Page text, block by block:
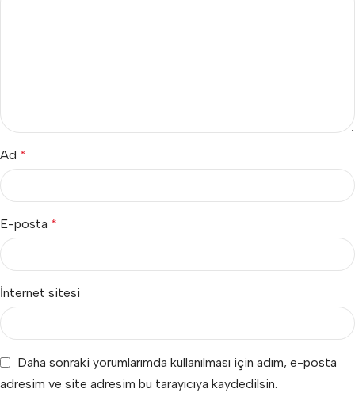
Ad *
E-posta *
İnternet sitesi
Daha sonraki yorumlarımda kullanılması için adım, e-posta
adresim ve site adresim bu tarayıcıya kaydedilsin.